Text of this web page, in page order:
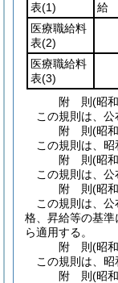
表(1)
給
医療職給料
表(2)
医療職給料
表(3)
附 則(昭
この規則は、公
附 則(昭
この規則は、昭
附 則(昭
この規則は、公
附 則(昭
この規則は、
格、昇給等の基
ら適用する。
附 則(昭
この規則は、昭
附 則(昭